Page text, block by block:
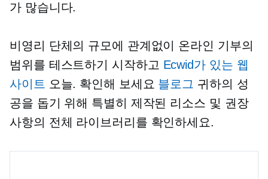
가 많습니다.
비영리 단체의 규모에 관계없이 온라인 기부의
범위를 테스트하기 시작하고 Ecwid가 있는 웹
사이트 오늘. 확인해 보세요 블로그 귀하의 성
공을 돕기 위해 특별히 제작된 리소스 및 권장
사항의 전체 라이브러리를 확인하세요.